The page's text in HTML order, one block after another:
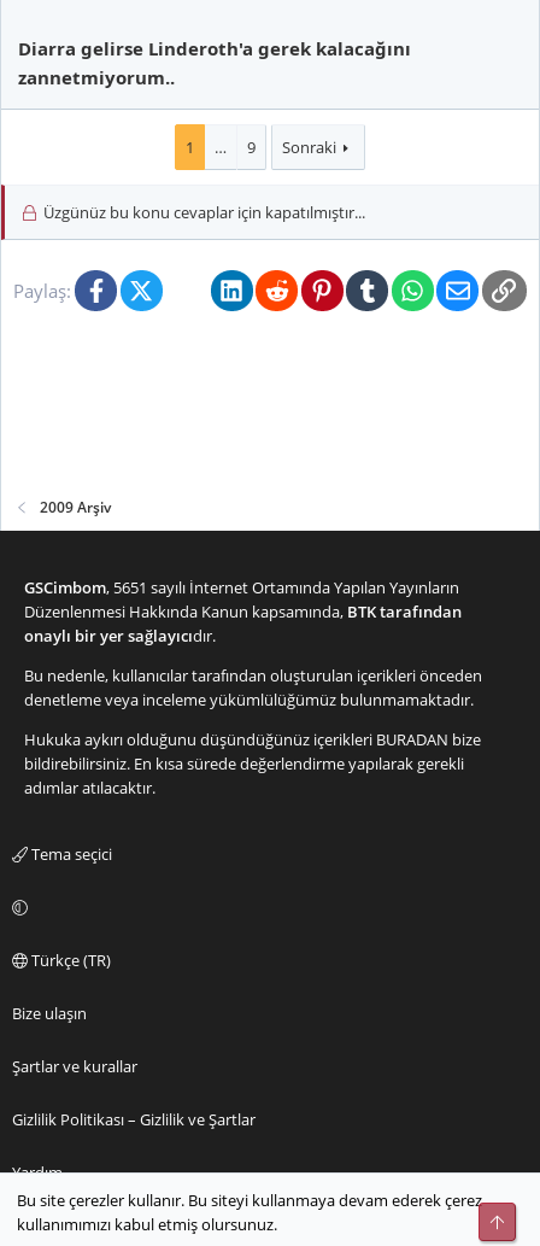
Diarra gelirse Linderoth'a gerek kalacağını
zannetmiyorum..
1 … 9 Sonraki
Üzgünüz bu konu cevaplar için kapatılmıştır...
Paylaş: FacebookX (Twitter)BlueskyLinkedInRedditPinterestTumblrWhatsApp
E-posta
2009 Arşiv
GSCimbom, 5651 sayılı İnternet Ortamında Yapılan Yayınların
Düzenlenmesi Hakkında Kanun kapsamında, BTK tarafından
onaylı bir yer sağlayıcıdır.
Bu nedenle, kullanıcılar tarafından oluşturulan içerikleri önceden
denetleme veya inceleme yükümlülüğümüz bulunmamaktadır.
Hukuka aykırı olduğunu düşündüğünüz içerikleri BURADAN bize
bildirebilirsiniz. En kısa sürede değerlendirme yapılarak gerekli
adımlar atılacaktır.
Tema seçici
Türkçe (TR)
Bize ulaşın
Şartlar ve kurallar
Gizlilik Politikası – Gizlilik ve Şartlar
Yardım
Ana sayfa
Bu site çerezler kullanır. Bu siteyi kullanmaya devam ederek çerez
kullanımımızı kabul etmiş olursunuz.